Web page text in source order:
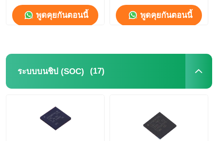
การเขียนโปรแกรม PLC
โมดูล GPS
โมดูลความถี่วิทยุ
โมดูลพลังงาน
พูดคุยกันตอนนี้ พูดคุยกันตอนนี้
ระบบบนชิป (SOC) (17)